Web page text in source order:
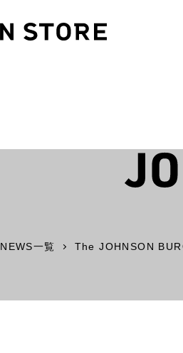
Odori Studio
NEWS一覧 The JOHNSON